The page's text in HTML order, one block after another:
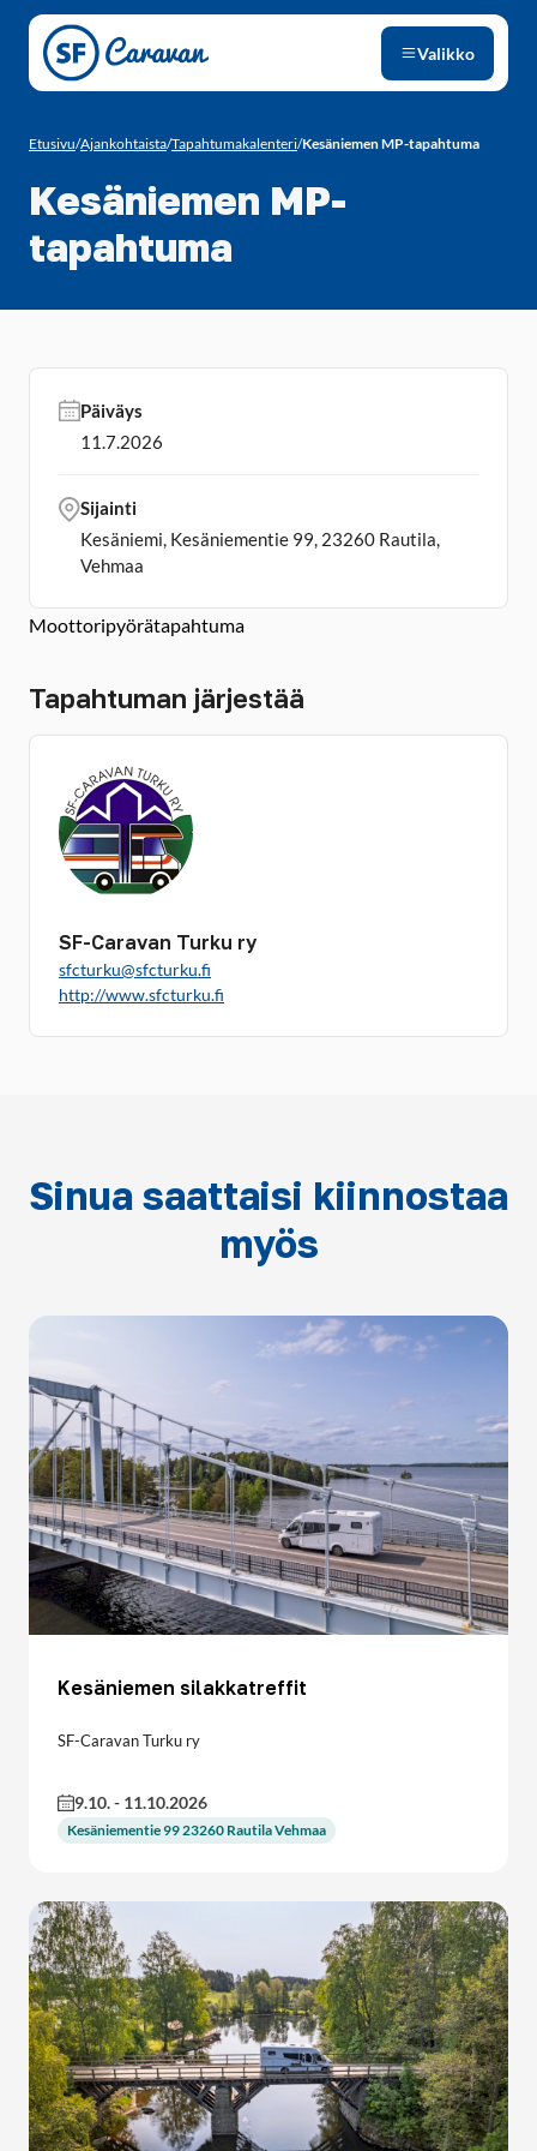
Siirry sivun sisältöön
Valikko
Etusivu/Ajankohtaista/Tapahtumakalenteri/Kesäniemen MP-tapahtuma
Kesäniemen MP-
tapahtuma
Moottoripyörätapahtuma
Tapahtuman järjestää
SF-Caravan Turku ry
sfcturku@sfcturku.fi
http://www.sfcturku.fi
Päiväys
11.7.2026
Sijainti
Kesäniemi, Kesäniementie 99, 23260 Rautila,
Vehmaa
Sinua saattaisi kiinnostaa
myös
Kesäniemen silakkatreffit
SF-Caravan Turku ry
9.10.- 11.10.2026
Kesäniementie 99 23260 Rautila Vehmaa